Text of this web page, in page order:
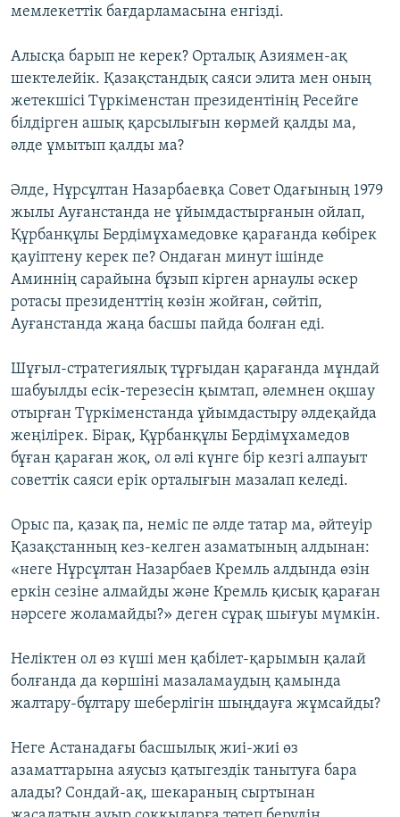
мемлекеттік бағдарламасына енгізді.
Алысқа барып не керек? Орталық Азиямен-ақ
шектелейік. Қазақстандық саяси элита мен оның
жетекшісі Түркіменстан президентінің Ресейге
білдірген ашық қарсылығын көрмей қалды ма,
әлде ұмытып қалды ма?
Әлде, Нұрсұлтан Назарбаевқа Совет Одағының 1979
жылы Ауғанстанда не ұйымдастырғанын ойлап,
Құрбанқұлы Бердімұхамедовке қарағанда көбірек
қауіптену керек пе? Ондаған минут ішінде
Аминнің сарайына бұзып кірген арнаулы әскер
ротасы президенттің көзін жойған, сөйтіп,
Ауғанстанда жаңа басшы пайда болған еді.
Шұғыл-стратегиялық тұрғыдан қарағанда мұндай
шабуылды есік-терезесін қымтап, әлемнен оқшау
отырған Түркіменстанда ұйымдастыру әлдеқайда
жеңілірек. Бірақ, Құрбанқұлы Бердімұхамедов
бұған қараған жоқ, ол әлі күнге бір кезгі алпауыт
советтік саяси ерік орталығын мазалап келеді.
Орыс па, қазақ па, неміс пе әлде татар ма, әйтеуір
Қазақстанның кез-келген азаматының алдынан:
«неге Нұрсұлтан Назарбаев Кремль алдында өзін
еркін сезіне алмайды және Кремль қисық қараған
нәрсеге жоламайды?» деген сұрақ шығуы мүмкін.
Неліктен ол өз күші мен қабілет-қарымын қалай
болғанда да көршіні мазаламаудың қамында
жалтару-бұлтару шеберлігін шыңдауға жұмсайды?
Неге Астанадағы басшылық жиі-жиі өз
азаматтарына аяусыз қатыгездік танытуға бара
алады? Сондай-ақ, шекараның сыртынан